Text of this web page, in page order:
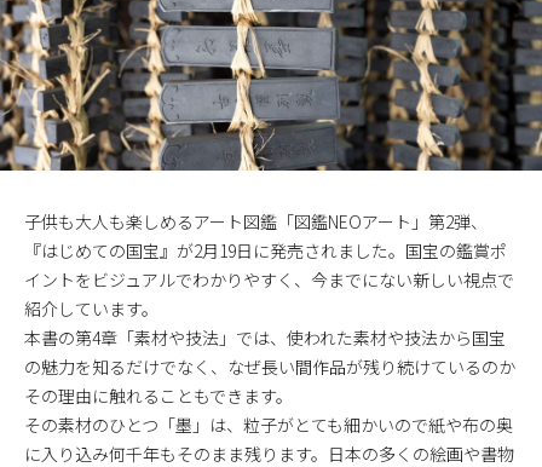
子供も大人も楽しめるアート図鑑「図鑑NEOアート」第2弾、
『はじめての国宝』が2月19日に発売されました。国宝の鑑賞ポ
イントをビジュアルでわかりやすく、今までにない新しい視点で
紹介しています。
本書の第4章「素材や技法」では、使われた素材や技法から国宝
の魅力を知るだけでなく、なぜ長い間作品が残り続けているのか
その理由に触れることもできます。
その素材のひとつ「墨」は、粒子がとても細かいので紙や布の奥
に入り込み何千年もそのまま残ります。日本の多くの絵画や書物